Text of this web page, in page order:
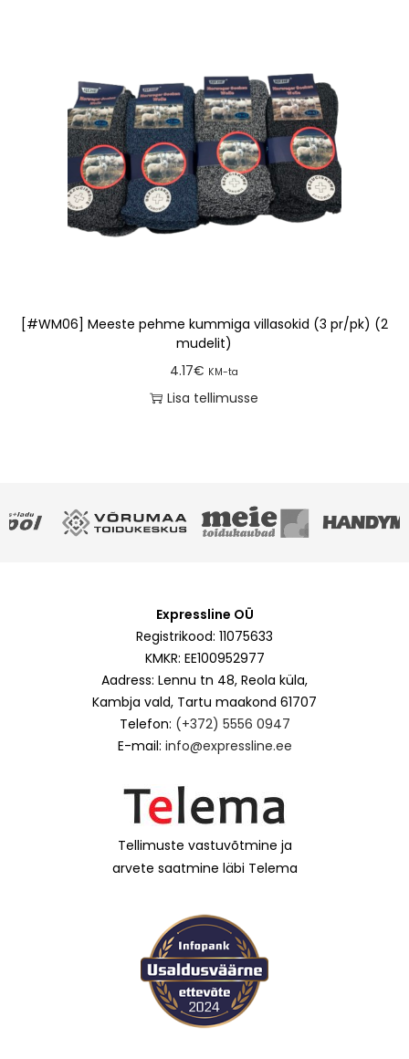
[#WM06] Meeste pehme kummiga villasokid (3 pr/pk) (2
mudelit)
4.17€ KM-ta
Lisa tellimusse
Expressline OÜ
Registrikood: 11075633
KMKR: EE100952977
Aadress: Lennu tn 48, Reola küla,
Kambja vald, Tartu maakond 61707
Telefon: (+372) 5556 0947
E-mail: info@expressline.ee
Tellimuste vastuvõtmine ja
arvete saatmine läbi Telema